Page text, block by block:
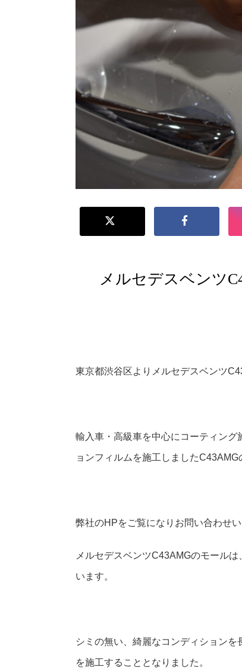
メルセデスベンツ
東京都渋谷区よりメルセデスベンツ
輸入車・高級車を中心にコーティン
ョンフィルムを施工しましたC43AMG
弊社のHPをご覧になりお問い合わせ
メルセデスベンツC43AMGのモール
います。
シミの無い、綺麗なコンディション
を施工することとなりました。